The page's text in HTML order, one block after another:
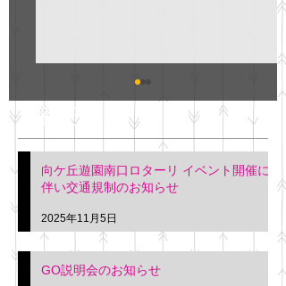
明日(11月6日)午後3時～5
階会議室にてGOの説明会
を行います。 神奈川個人
タクシー協同組合 専務 佐
久間
最新記事
向ケ丘遊園南口ロターリ イベント開催に
伴い交通規制のお知らせ
2025年11月5日
GO説明会のお知らせ